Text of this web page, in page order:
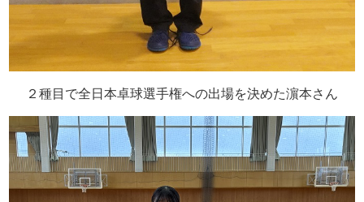
２種目で全日本卓球選手権への出場を決めた濵本さん